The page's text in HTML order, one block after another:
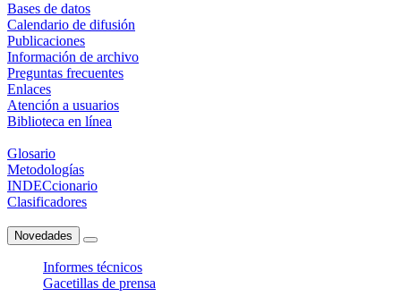
Bases de datos
Calendario de difusión
Publicaciones
Información de archivo
Preguntas frecuentes
Enlaces
Atención a usuarios
Biblioteca en línea
Glosario
Metodologías
INDECcionario
Clasificadores
Novedades
Informes técnicos
Gacetillas de prensa